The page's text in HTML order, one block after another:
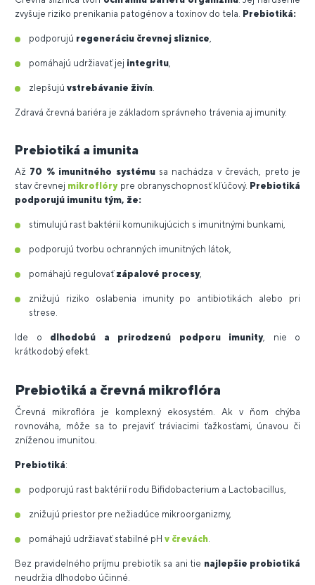
zvyšuje riziko prenikania patogénov a toxínov do tela. Prebiotiká:
podporujú regeneráciu črevnej sliznice
pomáhajú udržiavať jej integritu
zlepšujú vstrebávanie živín
Zdravá črevná bariéra je základom správneho trávenia aj imunity.
Prebiotiká a imunita
Až 70 % imunitného systémusa nachádza v črevách, preto je
stav črevnej mikroflórypre obranyschopnosť kľúčový. Prebiotiká
podporujú imunitu tým, že:
stimulujú rast baktérií komunikujúcich s imunitnými bunkami,
podporujú tvorbu ochranných imunitných látok,
pomáhajú regulovať zápalové procesy,
znižujú riziko oslabenia imunity po antibiotikách alebo pri
strese.
Ide o dlhodobú a prirodzenú podporu imunity, nie o
krátkodobý efekt.
Prebiotiká a črevná mikroflóra
Črevná mikroflóra je komplexný ekosystém. Ak v ňom chýba
rovnováha, môže sa to prejaviť tráviacimi ťažkosťami, únavou či
zníženou imunitou.
Prebiotiká:
podporujú rast baktérií rodu Bifidobacterium a Lactobacillus,
znižujú priestor pre nežiadúce mikroorganizmy,
pomáhajú udržiavať stabilné pH v črevách
Bez pravidelného príjmu prebiotík sa ani tie najlepšie probiotiká
neudržia dlhodobo účinné.